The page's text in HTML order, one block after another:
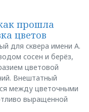
прошла
цветов
для сквера имени А.
сосен и берёз,
цветовой
Внештатный
между цветочными
выращенной